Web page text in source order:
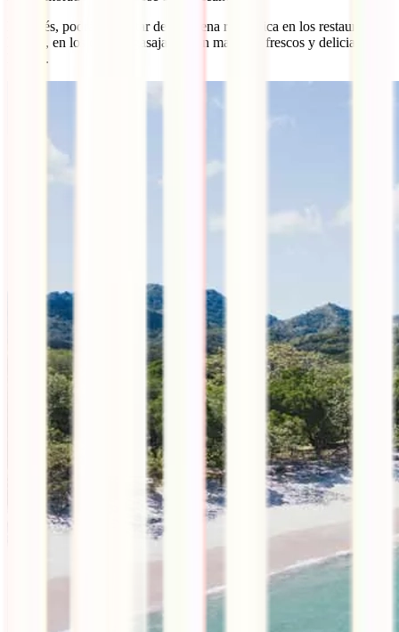
Después, podrás disfrutar de una cena romántica en los restaurantes
locales, en los que te agasajarán con mariscos frescos y delicias
locales.